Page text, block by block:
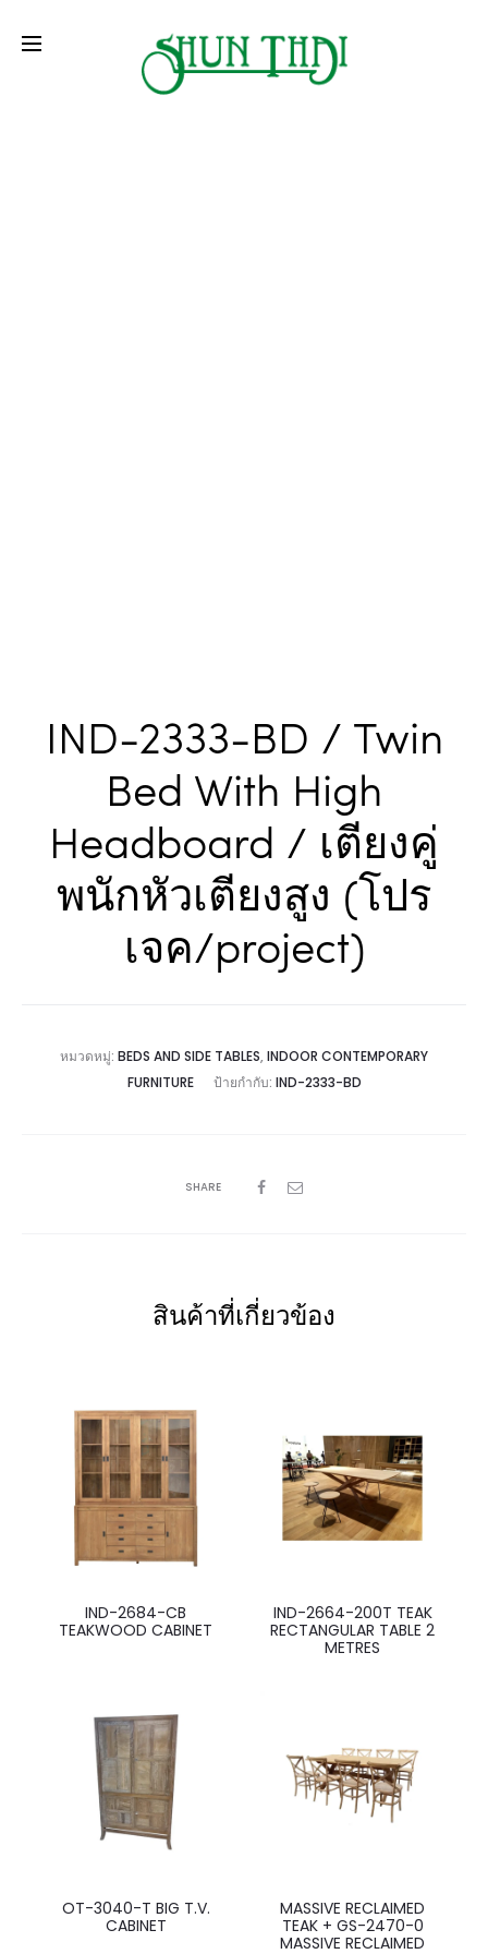
IND-2333-BD / Twin
Bed With High
Headboard / เตียงคู่
พนักหัวเตียงสูง (โปร
เจค/project)
หมวดหมู่: BEDS AND SIDE TABLES, INDOOR CONTEMPORARY
FURNITURE
ป้ายกำกับ: IND-2333-BD
SHARE
สินค้าที่เกี่ยวข้อง
IND-2684-CB
TEAKWOOD CABINET
IND-2664-200T TEAK
RECTANGULAR TABLE 2
METRES
OT-3040-T BIG T.V.
CABINET
MASSIVE RECLAIMED
TEAK + GS-2470-0
MASSIVE RECLAIMED